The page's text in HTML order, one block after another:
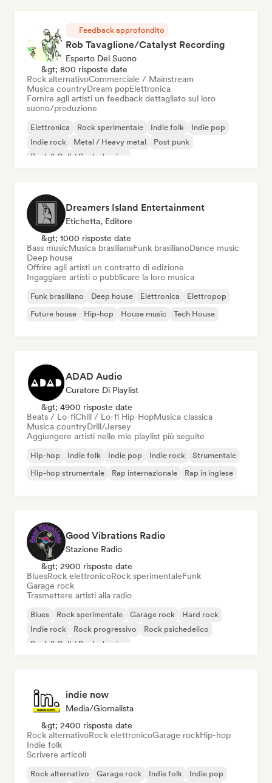
Feedback approfondito
Rob Tavaglione/Catalyst Recording
Esperto Del Suono
&gt; 800 risposte date
Rock alternativoCommerciale / Mainstream
Musica countryDream popElettronica
Fornire agli artisti un feedback dettagliato sul loro
suono/produzione
Elettronica Rock sperimentale Indie folk
Indie pop
Indie rock
Metal / Heavy metal
Post punk
Rock & Roll / Rock classico
Dreamers Island Entertainment
Etichetta, Editore
&gt; 1000 risposte date
Bass musicMusica brasilianaFunk brasilianoDance music
Deep house
Offrire agli artisti un contratto di edizione
Ingaggiare artisti o pubblicare la loro musica
Funk brasiliano Deep house Elettronica
Elettropop
Future house
Hip-hop House music Tech House
ADAD Audio
Curatore Di Playlist
&gt; 4900 risposte date
Beats / Lo-fiChill / Lo-fi Hip-HopMusica classica
Musica countryDrill/Jersey
Aggiungere artisti nelle mie playlist più seguite
Hip-hop Indie folk Indie pop Indie rock
Strumentale
Hip-hop strumentale
Rap internazionale Rap in inglese
Good Vibrations Radio
Stazione Radio
&gt; 2900 risposte date
BluesRock elettronicoRock sperimentaleFunk
Garage rock
Trasmettere artisti alla radio
Blues Rock sperimentale Garage rock
Hard rock
Indie rock
Rock progressivo
Rock psichedelico
Rock & Roll / Rock classico
indie now
Media/Giornalista
&gt; 2400 risposte date
Rock alternativoRock elettronicoGarage rockHip-hop
Indie folk
Scrivere articoli
Rock alternativo Garage rock Indie folk
Indie pop